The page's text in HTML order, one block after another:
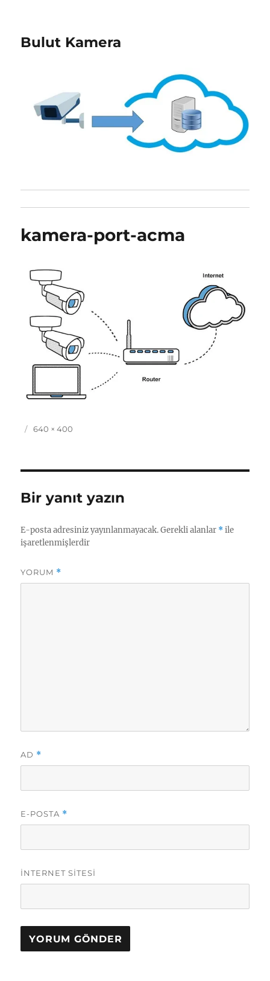
Bulut Kamera
kamera-port-acma
YayınTam
640 × 400
Bir yanıt yazın
E-posta adresiniz yayınlanmayacak. Gerekli alanlar *ile
işaretlenmişlerdir
YORUM *
AD *
E-POSTA *
İNTERNET SITESI